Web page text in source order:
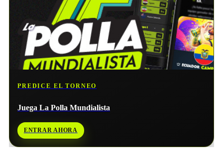
PREDICE EL TORNEO
Juega La Polla Mundialista
ENTRAR AHORA